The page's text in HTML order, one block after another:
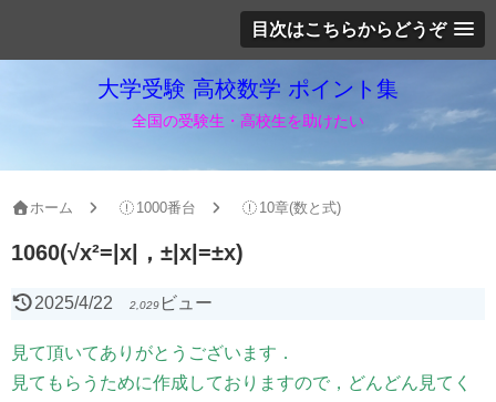
目次はこちらからどうぞ
大学受験 高校数学 ポイント集
全国の受験生・高校生を助けたい
ホーム 1000番台 10章(数と式)
1060(√x²=|x|，±|x|=±x)
2025/4/22 2,029ビュー
見て頂いてありがとうございます．
見てもらうために作成しておりますので，どんどん見てく